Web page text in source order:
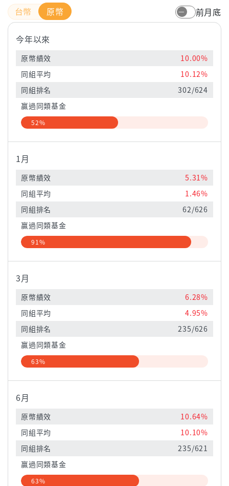
原幣 前月底
今年以來
原幣績效
10.00%
同組平均
10.12%
同組排名
302/624
贏過同類基金
52%
1月
原幣績效
5.31%
同組平均
1.46%
同組排名
62/626
贏過同類基金
91%
3月
原幣績效
6.28%
同組平均
4.95%
同組排名
235/626
贏過同類基金
63%
6月
原幣績效
10.64%
同組平均
10.10%
同組排名
235/621
贏過同類基金
63%